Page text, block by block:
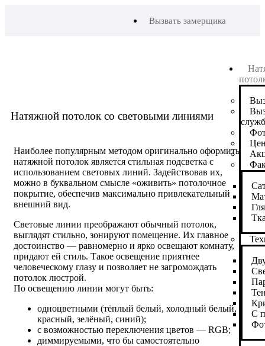
Вызвать замерщика
С
Натяжной потолок со световыми линиями
Наиболее популярным методом оригинально оформить
натяжной потолок является стильная подсветка с
использованием световых линий. Задействовав их,
можно в буквальном смысле «оживить» потолочное
покрытие, обеспечив максимально привлекательный
внешний вид.
Световые линии преображают обычный потолок,
выглядят стильно, зонируют помещение. Их главное
достоинство — равномерно и ярко освещают комнату,
придают ей стиль. Такое освещение приятнее
человеческому глазу и позволяет не загромождать
потолок люстрой.
По освещению линии могут быть:
одноцветными (тёплый белый, холодный белый,
красный, зелёный, синий);
с возможностью переключения цветов — RGB;
диммируемыми, что бы самостоятельно